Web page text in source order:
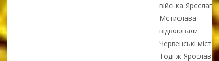
війська Ярослава
Мстислава
відвоювали
Червенські міста.
Тоді ж Ярослав